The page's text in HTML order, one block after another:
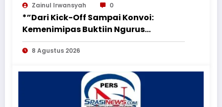
Zainul Irwansyah 0
*”Dari Kick-Off Sampai Konvoi:
Kemenimipas Buktiin Ngurus
Dokumen Nggak Harus Ribet &
Boring”*
8 Agustus 2026